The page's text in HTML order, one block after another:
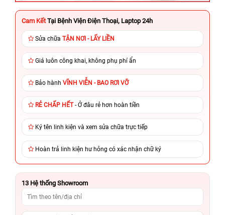
Cam Kết Tại Bệnh Viện Điện Thoại, Laptop 24h
Sửa chữa TẬN NƠI - LẤY LIỀN
Giá luôn công khai, không phụ phí ẩn
Bảo hành VĨNH VIỄN - BAO RƠI VỠ
RẺ CHẤP HẾT- Ở đâu rẻ hơn hoàn tiền
Ký tên linh kiện và xem sửa chữa trực tiếp
Hoàn trả linh kiện hư hỏng có xác nhận chữ ký
13 Hệ thống Showroom